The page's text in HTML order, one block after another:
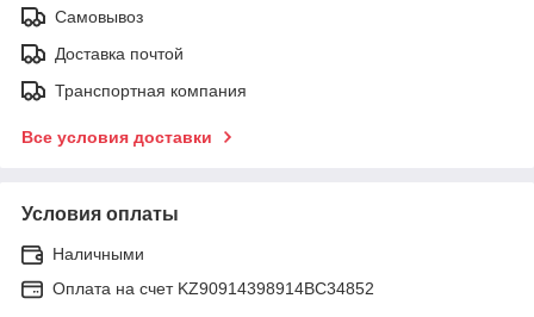
Самовывоз
Доставка почтой
Транспортная компания
Все условия доставки
Условия оплаты
Наличными
Оплата на счет KZ90914398914ВС34852